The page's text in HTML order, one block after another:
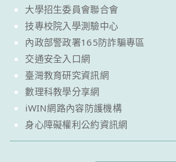
大學招生委員會聯合會
技專校院入學測驗中心
內政部警政署165防詐騙專區
交通安全入口網
臺灣教育研究資訊網
數理科教學分享網
iWIN網路內容防護機構
身心障礙權利公約資訊網